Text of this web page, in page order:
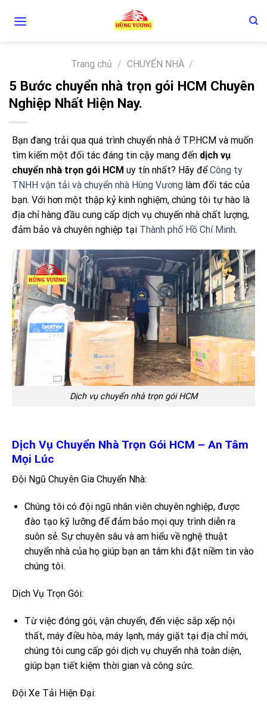
Trang chủ / CHUYỂN NHÀ /
5 Bước chuyển nhà trọn gói HCM Chuyên
Nghiệp Nhất Hiện Nay.
Bạn đang trải qua quá trình chuyển nhà ở TP.HCM và muốn
tìm kiếm một đối tác đáng tin cậy mang đến dịch vụ
chuyển nhà trọn gói HCM uy tín nhất? Hãy đểCông ty
TNHH vận tải và chuyển nhà Hùng Vương làm đối tác của
bạn. Với hơn một thập kỷ kinh nghiệm, chúng tôi tự hào là
địa chỉ hàng đầu cung cấp dịch vụ chuyển nhà chất lượng,
đảm bảo và chuyên nghiệp tại Thành phố Hồ Chí Minh.
Dịch vụ chuyển nhà trọn gói HCM
Dịch Vụ Chuyển Nhà Trọn Gói HCM – An Tâm
Mọi Lúc
Đội Ngũ Chuyên Gia Chuyển Nhà:
Chúng tôi có đội ngũ nhân viên chuyên nghiệp, được
đào tạo kỹ lưỡng để đảm bảo mọi quy trình diễn ra
suôn sẻ. Sự chuyên sâu và am hiểu về nghệ thuật
chuyển nhà của họ giúp bạn an tâm khi đặt niềm tin vào
chúng tôi.
Dịch Vụ Trọn Gói:
Từ việc đóng gói, vận chuyển, đến việc sắp xếp nội
thất, máy điều hòa, máy lạnh, máy giặt tại địa chỉ mới,
chúng tôi cung cấp gói dịch vụ chuyển nhà toàn diện,
giúp bạn tiết kiệm thời gian và công sức.
Đội Xe Tải Hiện Đại: